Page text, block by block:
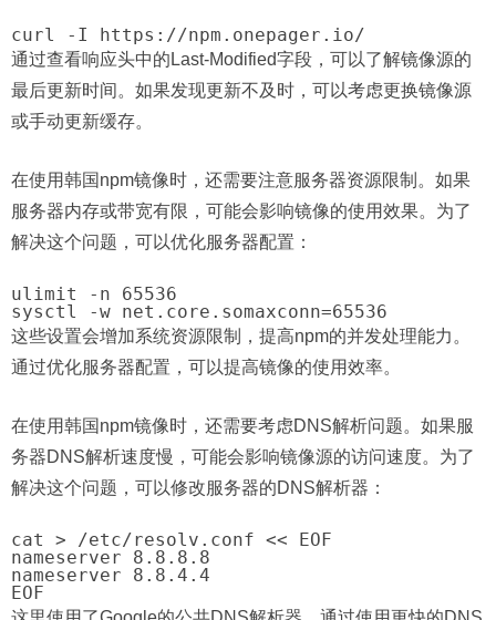
通过查看响应头中的Last-Modified字段，可以了解镜像源的
最后更新时间。如果发现更新不及时，可以考虑更换镜像源
或手动更新缓存。
在使用韩国npm镜像时，还需要注意服务器资源限制。如果
服务器内存或带宽有限，可能会影响镜像的使用效果。为了
解决这个问题，可以优化服务器配置：
ulimit -n 65536
这些设置会增加系统资源限制，提高npm的并发处理能力。
通过优化服务器配置，可以提高镜像的使用效率。
在使用韩国npm镜像时，还需要考虑DNS解析问题。如果服
务器DNS解析速度慢，可能会影响镜像源的访问速度。为了
解决这个问题，可以修改服务器的DNS解析器：
cat > /etc/resolv.conf << EOF
nameserver 8.8.8.8
nameserver 8.8.4.4